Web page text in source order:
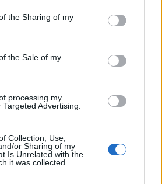
or usage behaviour. You may click to
Google and its third-party tags to
specified purposes in below Google
the Sharing of my
the Sale of my
processing my
Advertising.
Collection, Use,
or Sharing of my
Is Unrelated with the
it was collected.
μμ
ΕΚΠΑΊΔΕΥΣΗ
προσωρινοί πίνακες
αναπληρωτών